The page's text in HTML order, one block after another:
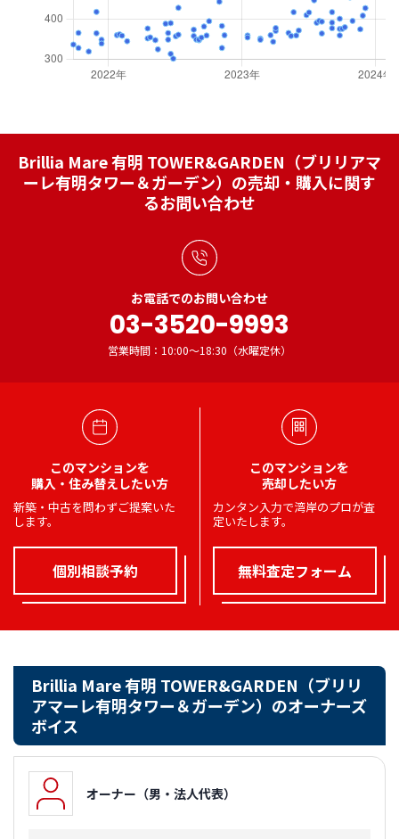
Brillia Mare 有明 TOWER&GARDEN（ブリリアマ
ーレ有明タワー＆ガーデン）の売却・購入に関す
るお問い合わせ
お電話でのお問い合わせ
03-3520-9993
営業時間：10:00～18:30（水曜定休）
このマンションを
購入・住み替えしたい方
新築・中古を問わずご提案いた
します。
個別相談予約
このマンションを
売却したい方
カンタン入力で湾岸のプロが査
定いたします。
無料査定フォーム
Brillia Mare 有明 TOWER&GARDEN（ブリリ
アマーレ有明タワー＆ガーデン）のオーナーズ
ボイス
オーナー（男・法人代表）